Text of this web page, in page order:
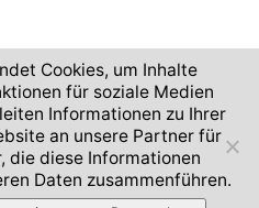
für Luft- und Raumfahrt
Datenschutz
Cookies, um Inhalte
für soziale Medien
Informationen zu Ihrer
an unsere Partner für
die diese Informationen
Daten zusammenführen.